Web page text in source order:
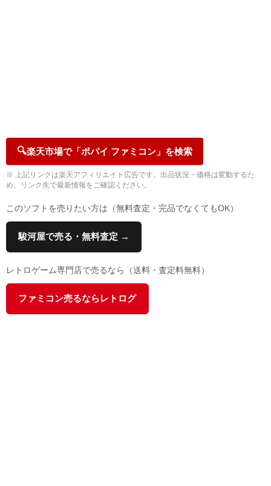
🔍楽天市場で「ポパイ ファミコン」を検索
※ 上記リンクは楽天アフィリエイト広告です。出品状況・価格は変動するた
め、リンク先で最新情報をご確認ください。
このソフトを売りたい方は（無料査定・完品でなくてもOK）
駿河屋で売る・無料査定 →
レトロゲーム専門店で売るなら（送料・査定料無料）
ファミコン売るならレトログ